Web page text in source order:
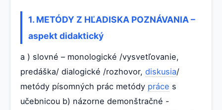
1. METÓDY Z HĽADISKA POZNÁVANIA –
aspekt didaktický
a ) slovné – monologické /vysvetľovanie,
predáška/ dialogické /rozhovor, diskusia/
metódy písomných prác metódy práce s
učebnicou b) názorne demonštračné -